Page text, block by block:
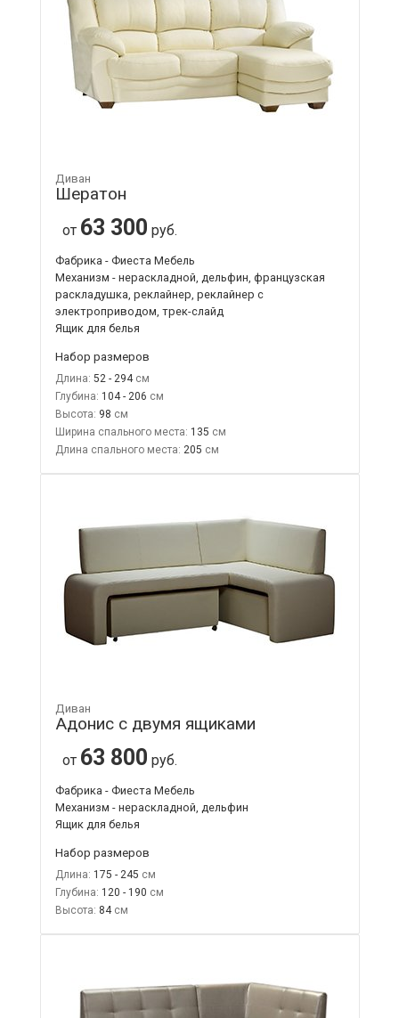
Диван
Шератон
от 63 300 руб.
Фабрика - Фиеста Мебель
Механизм - нераскладной, дельфин, французская
раскладушка, реклайнер, реклайнер с
электроприводом, трек-слайд
Ящик для белья
Набор размеров
Длина: 52 - 294
Глубина: 104 - 206
Высота: 98
Ширина спального места: 135
Длина спального места: 205
Диван
Адонис с двумя ящиками
от 63 800 руб.
Фабрика - Фиеста Мебель
Механизм - нераскладной, дельфин
Ящик для белья
Набор размеров
Длина: 175 - 245
Глубина: 120 - 190
Высота: 84